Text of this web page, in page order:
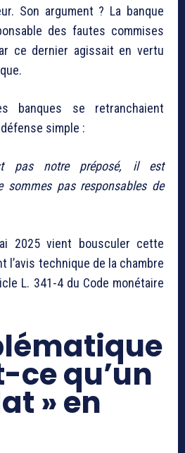
Son argument ? La banque
des fautes commises
ce dernier agissait en vertu
banques se retranchaient
simple :
pas notre préposé, il est
sommes pas responsables de
2025 vient bousculer cette
l’avis technique de la chambre
L. 341-4 du Code monétaire
ce qu’un
» en